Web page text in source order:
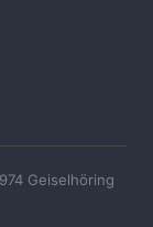
Geiselhöring